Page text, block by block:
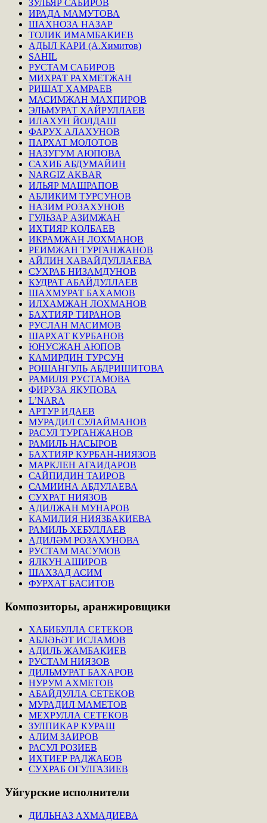
ЗУЛЬЯР САБИРОВ
ИРАДА МАМУТОВА
ШАХНОЗА НАЗАР
ТОЛИК ИМАМБАКИЕВ
АДЫЛ КАРИ (А.Химитов)
SAHIL
РУСТАМ САБИРОВ
МИХРАТ РАХМЕТЖАН
РИШАТ ХАМРАЕВ
МАСИМЖАН МАХПИРОВ
ЭЛЬМУРАТ ХАЙРУЛЛАЕВ
ИЛАХУН ЙОЛДАШ
ФАРУХ АЛАХУНОВ
ПАРХАТ МОЛОТОВ
НАЗУГУМ АЮПОВА
САХИБ АБДУМАЙИН
NARGIZ AKBAR
ИЛЬЯР МАШРАПОВ
АБЛИКИМ ТУРСУНОВ
НАЗИМ РОЗАХУНОВ
ГУЛЬЗАР АЗИМЖАН
ИХТИЯР КОЛБАЕВ
ИКРАМЖАН ЛОХМАНОВ
РЕИМЖАН ТУРГАНЖАНОВ
АЙЛИН ХАВАЙДУЛЛАЕВА
СУХРАБ НИЗАМДУНОВ
КУДРАТ АБАЙДУЛЛАЕВ
ШАХМУРАТ БАХАМОВ
ИЛХАМЖАН ЛОХМАНОВ
БАХТИЯР ТИРАНОВ
РУСЛАН МАСИМОВ
ШАРХАТ КУРБАНОВ
ЮНУСЖАН АЮПОВ
КАМИРДИН ТУРСУН
РОШАНГУЛЬ АБДРИШИТОВА
РАМИЛЯ РУСТАМОВА
ФИРУЗА ЯКУПОВА
L’NARA
АРТУР ИДАЕВ
МУРАДИЛ СУЛАЙМАНОВ
РАСУЛ ТУРГАНЖАНОВ
РАМИЛЬ НАСЫРОВ
БАХТИЯР КУРБАН-НИЯЗОВ
МАРКЛЕН АГАИДАРОВ
САЙПИДИН ТАИРОВ
САМИИНА АБДУЛАЕВА
СУХРАТ НИЯЗОВ
АДИЛЖАН МУНАРОВ
КАМИЛИЯ НИЯЗБАКИЕВА
РАМИЛЬ ХЕБУЛЛАЕВ
АДИЛӘМ РОЗАХУНОВА
РУСТАМ МАСУМОВ
ЯЛКУН АШИРОВ
ШАХЗАД АСИМ
ФУРХАТ БАСИТОВ
Композиторы, аранжировщики
ХАБИБУЛЛА СЕТЕКОВ
АБЛӘҺӘТ ИСЛАМОВ
АДИЛЬ ЖАМБАКИЕВ
РУСТАМ НИЯЗОВ
ДИЛЬМУРАТ БАХАРОВ
НУРУМ АХМЕТОВ
АБАЙДУЛЛА СЕТЕКОВ
МУРАДИЛ МАМЕТОВ
МЕХРУЛЛА СЕТЕКОВ
ЗУЛПИКАР КУРАШ
АЛИМ ЗАИРОВ
РАСУЛ РОЗИЕВ
ИХТИЕР РАДЖАБОВ
СУХРАБ ОГУЛГАЗИЕВ
Уйгурские исполнители
ДИЛЬНАЗ АХМАДИЕВА